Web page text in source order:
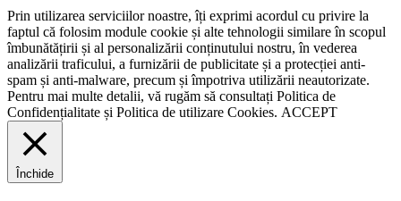
Prin utilizarea serviciilor noastre, îți exprimi acordul cu privire la
faptul că folosim module cookie și alte tehnologii similare în scopul
îmbunătățirii și al personalizării conținutului nostru, în vederea
analizării traficului, a furnizării de publicitate și a protecției anti-
spam și anti-malware, precum și împotriva utilizării neautorizate.
Pentru mai multe detalii, vă rugăm să consultați Politica de
Confidențialitate și Politica de utilizare Cookies. ACCEPT
Închide